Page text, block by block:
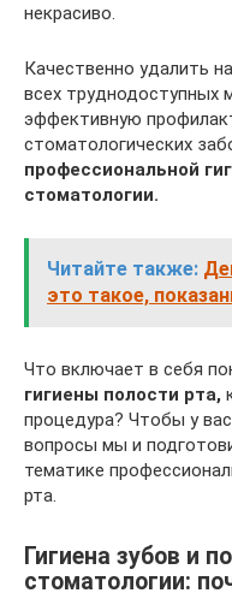
некрасиво.
Качественно удалить
всех труднодоступных
эффективную
стоматологических
профессиональной
стоматологии.
Читайте также:
это такое,
Что включает в себя
гигиены полости рта,
процедура? Чтобы у
вопросы мы и
тематике
рта.
Гигиена зубов и
стоматологии: